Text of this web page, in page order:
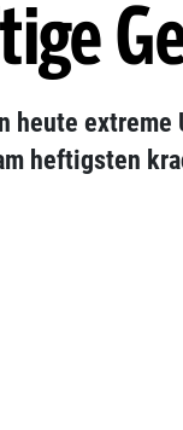
heute extreme
heftigsten